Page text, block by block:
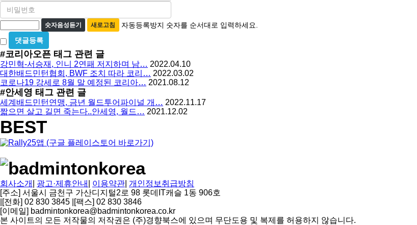
필
수
비
밀
번
호
필
수
자
동
등
록
방
지
숫자음성듣기 새로고침 자동등록방지 숫자를 순서대로 입력하세요.
비
밀
글
사
용
#코리아오픈 태그 관련 글
강민혁-서승재, 인니 2연패 저지하며 남… 2022.04.10
대한배드민턴협회, BWF 조치 따라 코리… 2022.03.02
코로나19 강세로 8월 말 예정된 코리아… 2021.08.12
#안세영 태그 관련 글
세계배드민턴연맹, 금년 월드투어파이널 개… 2022.11.17
짧으면 살고 길면 죽는다..안세영, 월드… 2021.12.02
BEST
회사소개 광고·제휴안내 이용약관 개인정보취급방침
[주소] 서울시 금천구 가산디지털2로 98 롯데IT캐슬 1동 906호
[전화] 02 830 3845 [팩스] 02 830 3846
[이메일] badmintonkorea@badmintonkorea.co.kr
본 사이트의 모든 저작물의 저작권은 (주)경향북스에 있으며 무단도용 및 복제를 허용하지 않습니다.